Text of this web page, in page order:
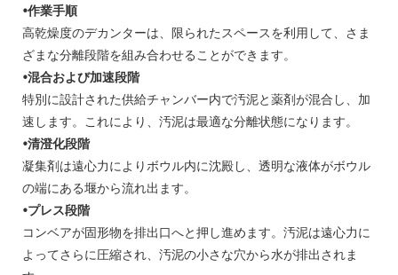
•作業手順
高乾燥度のデカンターは、限られたスペースを利用して、さま
ざまな分離段階を組み合わせることができます。
•混合および加速段階
特別に設計された供給チャンバー内で汚泥と薬剤が混合し​​、加
速します。これにより、汚泥は最適な分離状態になります。
•清澄化段階
凝集剤は遠心力によりボウル内に沈殿し、透明な液体がボウル
の端にある堰から流れ出ます。
•プレス段階
コンベアが固形物を排出口へと押し進めます。汚泥は遠心力に
よってさらに圧縮され、汚泥の小さな穴から水が排出されま